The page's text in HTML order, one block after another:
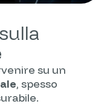
su un
, spesso